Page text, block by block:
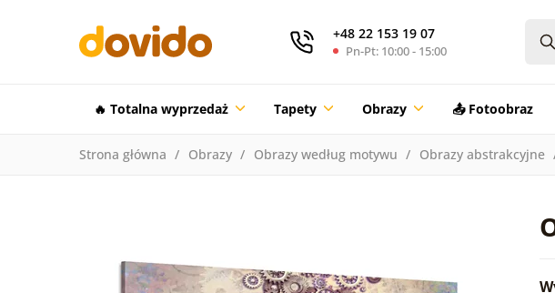
+48 22 153 19 07
Pn-Pt: 10:00 - 15:00
🔥 Totalna wyprzedaż Tapety Obrazy 📤 Fotoobraz
Strona główna Obrazy Obrazy według motywu Obrazy abstrakcyjne